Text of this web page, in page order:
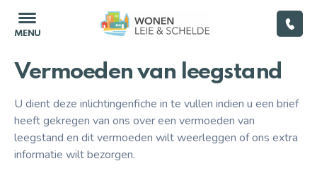
Home
(Ver)huren
Vermoeden van leegstand
U dient deze inlichtingenfiche in te vullen indien u een brief
heeft gekregen van ons over een vermoeden van
leegstand en dit vermoeden wilt weerleggen of ons extra
informatie wilt bezorgen.